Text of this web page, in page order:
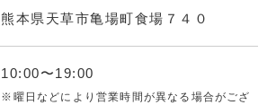
熊本県天草市亀場町食場７４０
10:00〜19:00
※曜日などにより営業時間が異なる場合がござ